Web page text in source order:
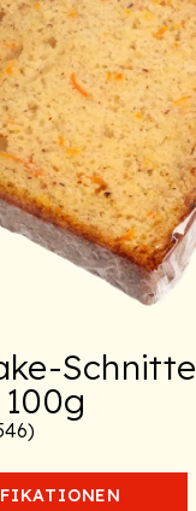
Schnitte